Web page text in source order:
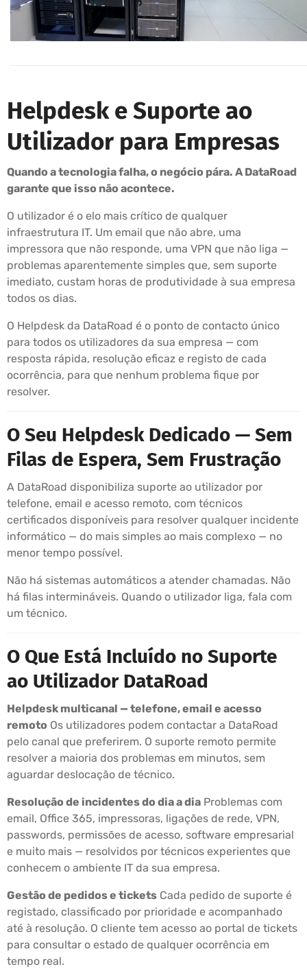
Helpdesk e Suporte ao
Utilizador para Empresas
Quando a tecnologia falha, o negócio pára. A DataRoad
garante que isso não acontece.
O utilizador é o elo mais crítico de qualquer
infraestrutura IT. Um email que não abre, uma
impressora que não responde, uma VPN que não liga —
problemas aparentemente simples que, sem suporte
imediato, custam horas de produtividade à sua empresa
todos os dias.
O Helpdesk da DataRoad é o ponto de contacto único
para todos os utilizadores da sua empresa — com
resposta rápida, resolução eficaz e registo de cada
ocorrência, para que nenhum problema fique por
resolver.
O Seu Helpdesk Dedicado — Sem
Filas de Espera, Sem Frustração
A DataRoad disponibiliza suporte ao utilizador por
telefone, email e acesso remoto, com técnicos
certificados disponíveis para resolver qualquer incidente
informático — do mais simples ao mais complexo — no
menor tempo possível.
Não há sistemas automáticos a atender chamadas. Não
há filas intermináveis. Quando o utilizador liga, fala com
um técnico.
O Que Está Incluído no Suporte
ao Utilizador DataRoad
Helpdesk multicanal — telefone, email e acesso
remoto Os utilizadores podem contactar a DataRoad
pelo canal que preferirem. O suporte remoto permite
resolver a maioria dos problemas em minutos, sem
aguardar deslocação de técnico.
Resolução de incidentes do dia a dia Problemas com
email, Office 365, impressoras, ligações de rede, VPN,
passwords, permissões de acesso, software empresarial
e muito mais — resolvidos por técnicos experientes que
conhecem o ambiente IT da sua empresa.
Gestão de pedidos e tickets Cada pedido de suporte é
registado, classificado por prioridade e acompanhado
até à resolução. O cliente tem acesso ao portal de tickets
para consultar o estado de qualquer ocorrência em
tempo real.